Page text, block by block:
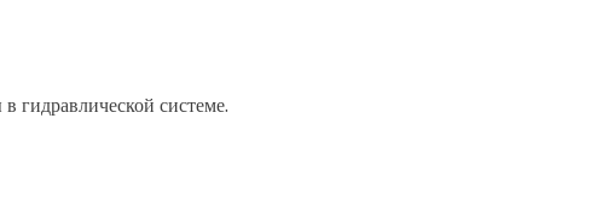
гидравлической системе.